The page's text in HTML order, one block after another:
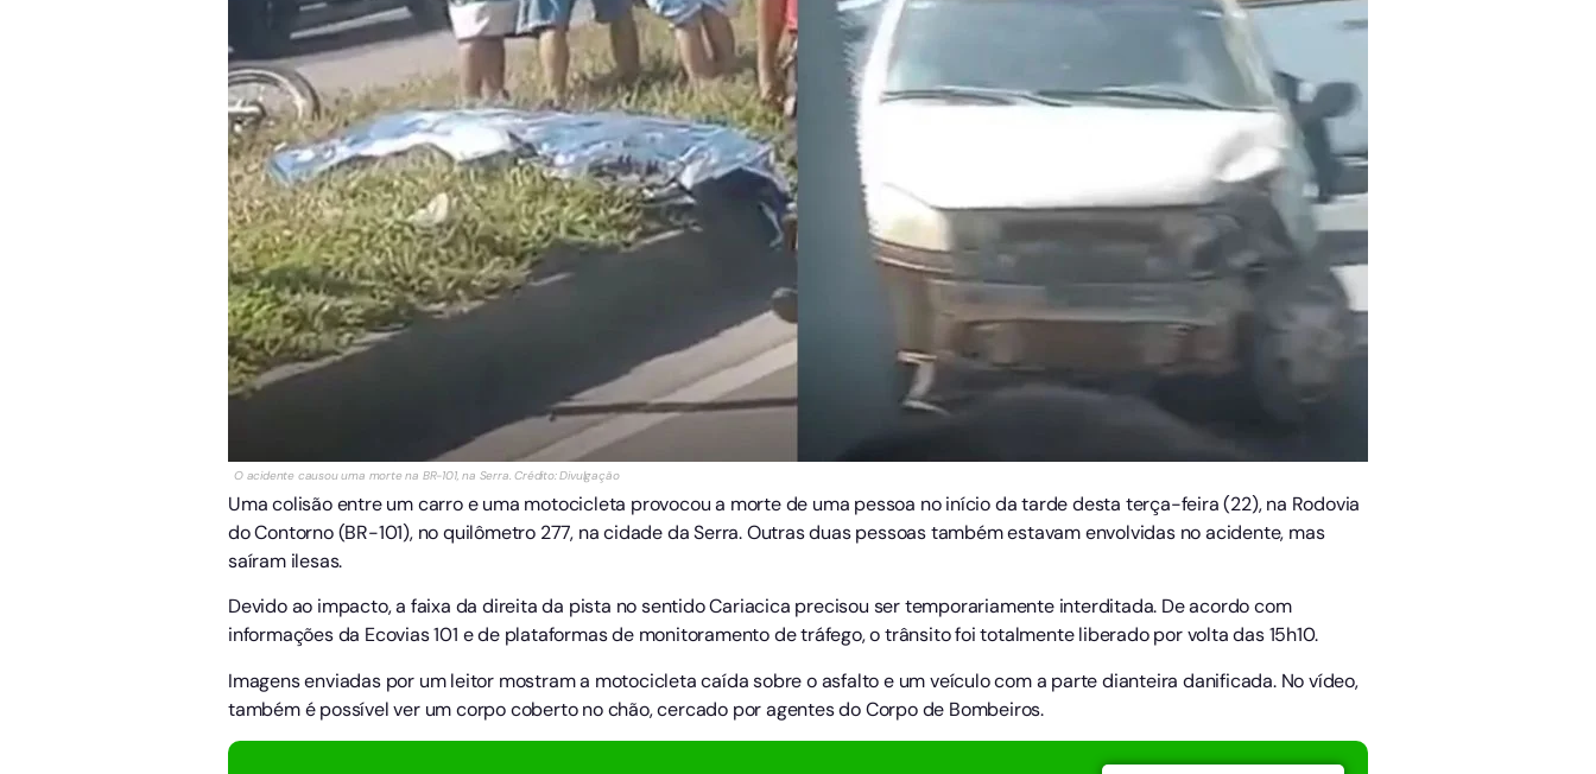
O acidente causou uma morte na BR-101, na Serra. Crédito: Divulgação
Uma colisão entre um carro e uma motocicleta provocou a morte de uma pessoa no início da tarde desta terça-feira (22), na Rodovia
do Contorno (BR-101), no quilômetro 277, na cidade da Serra. Outras duas pessoas também estavam envolvidas no acidente, mas
saíram ilesas.
Devido ao impacto, a faixa da direita da pista no sentido Cariacica precisou ser temporariamente interditada. De acordo com
informações da Ecovias 101 e de plataformas de monitoramento de tráfego, o trânsito foi totalmente liberado por volta das 15h10.
Imagens enviadas por um leitor mostram a motocicleta caída sobre o asfalto e um veículo com a parte dianteira danificada. No vídeo,
também é possível ver um corpo coberto no chão, cercado por agentes do Corpo de Bombeiros.